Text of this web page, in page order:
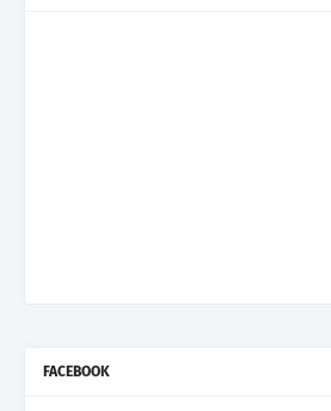
FACEBOOK